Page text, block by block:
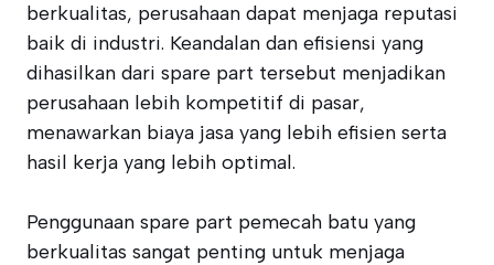
berkualitas, perusahaan dapat menjaga reputasi
baik di industri. Keandalan dan efisiensi yang
dihasilkan dari spare part tersebut menjadikan
perusahaan lebih kompetitif di pasar,
menawarkan biaya jasa yang lebih efisien serta
hasil kerja yang lebih optimal.
Penggunaan spare part pemecah batu yang
berkualitas sangat penting untuk menjaga